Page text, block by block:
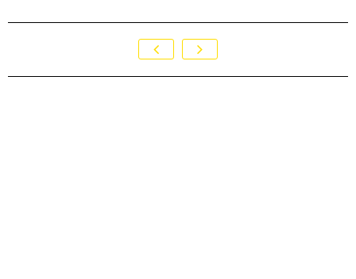
Berkenalan dengan KTM 990 RC R, jagoan baru dari KTM !
Yamaha Rilis New R15M versi 2024, makin sangar !